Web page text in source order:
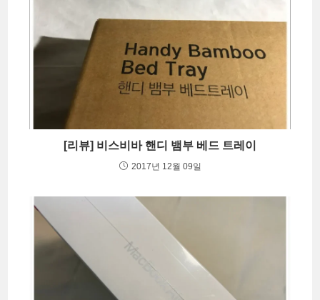
[리뷰] 비스비바 핸디 뱀부 베드 트레이
2017년 12월 09일